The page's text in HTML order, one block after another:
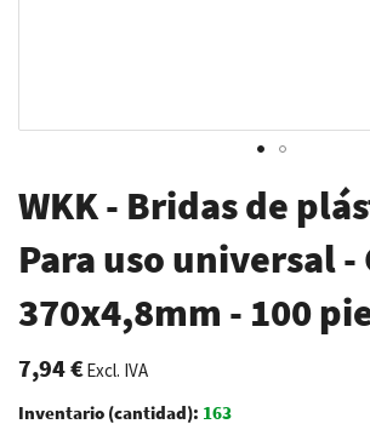
al
comienzo
de
la
galería
de
WKK - Bridas de
Para uso universal -
370x4,8mm - 100
7,94 €Excl. IVA
Inventario (cantidad): 163